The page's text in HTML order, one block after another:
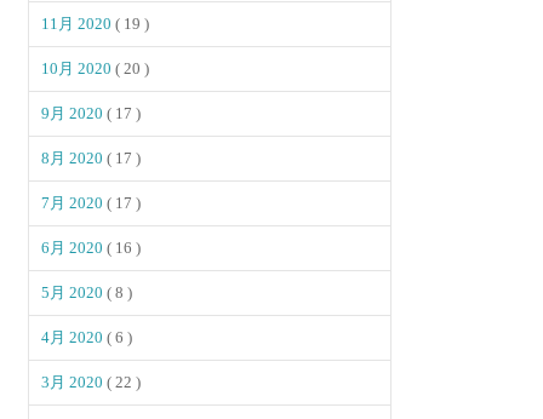
11月 2020( 19 )
10月 2020( 20 )
9月 2020( 17 )
8月 2020( 17 )
7月 2020( 17 )
6月 2020( 16 )
5月 2020( 8 )
4月 2020( 6 )
3月 2020( 22 )